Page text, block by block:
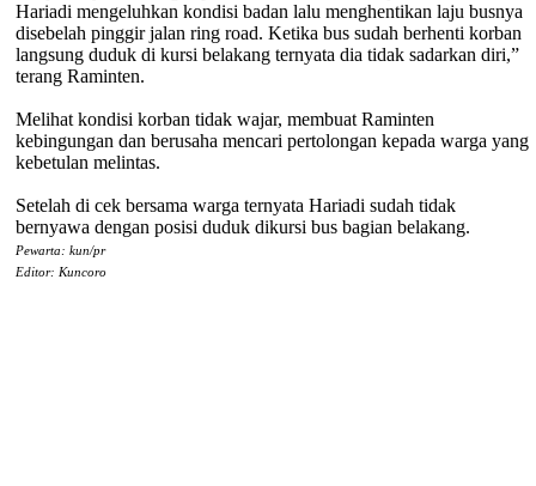
Hariadi mengeluhkan kondisi badan lalu menghentikan laju busnya
disebelah pinggir jalan ring road. Ketika bus sudah berhenti korban
langsung duduk di kursi belakang ternyata dia tidak sadarkan diri,”
terang Raminten.
Melihat kondisi korban tidak wajar, membuat Raminten
kebingungan dan berusaha mencari pertolongan kepada warga yang
kebetulan melintas.
Setelah di cek bersama warga ternyata Hariadi sudah tidak
bernyawa dengan posisi duduk dikursi bus bagian belakang.
Pewarta: kun/pr
Editor: Kuncoro